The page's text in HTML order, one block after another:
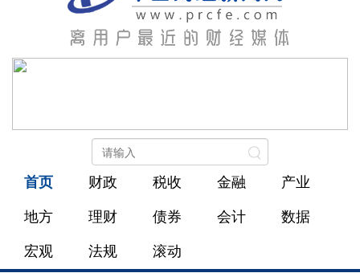
首页 财政 税收 金融 产业
地方 理财 债券 会计 数据
宏观 法规 滚动